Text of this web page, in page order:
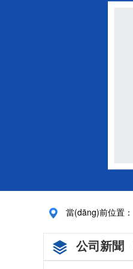
當(dāng)前位置：
公司新聞